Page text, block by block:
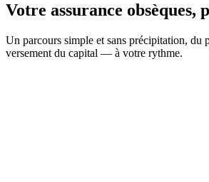
Votre assurance obsèques,
Un parcours simple et sans précipitation, du
versement du capital — à votre rythme.